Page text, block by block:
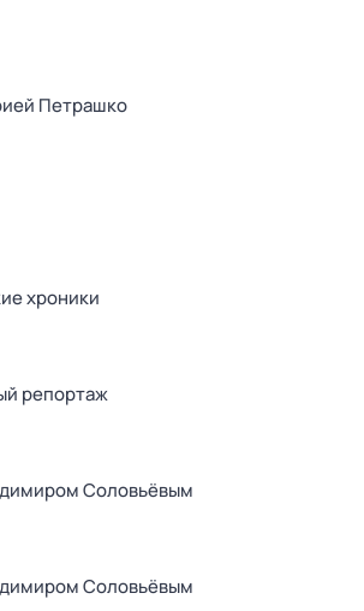
Петрашко
хроники
репортаж
Соловьёвым
Соловьёвым